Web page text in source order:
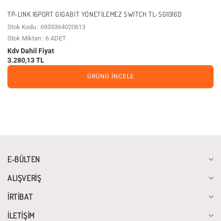
TP-LINK 16PORT GIGABIT YÖNETILEMEZ SWITCH TL-SG1016D
Stok Kodu : 6935364020613
Stok Miktarı : 6 ADET
Kdv Dahil Fiyat
3.280,13 TL
ÜRÜNÜ İNCELE
E-BÜLTEN
ALIŞVERİŞ
İRTİBAT
İLETİŞİM